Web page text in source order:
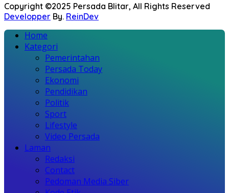
Copyright ©2025 Persada Blitar, All Rights Reserved
Developper By. ReinDev
Home
Kategori
Pemerintahan
Persada Today
Ekonomi
Pendidikan
Politik
Sport
Lifestyle
Video Persada
Laman
Redaksi
Contact
Pedoman Media Siber